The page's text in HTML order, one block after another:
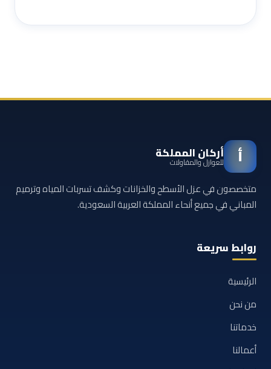
أ أركان المملكة
للعوازل والمقاولات
متخصصون في عزل الأسطح والخزانات وكشف تسربات المياه وترميم
المباني في جميع أنحاء المملكة العربية السعودية.
روابط سريعة
الرئيسية
من نحن
خدماتنا
أعمالنا